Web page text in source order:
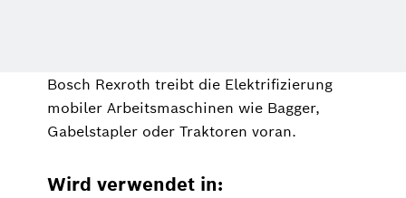
Bosch Rexroth treibt die Elektrifizierung
mobiler Arbeitsmaschinen wie Bagger,
Gabelstapler oder Traktoren voran.
Wird verwendet in: